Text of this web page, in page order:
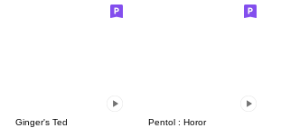
Ginger's Ted Pentol : Horor